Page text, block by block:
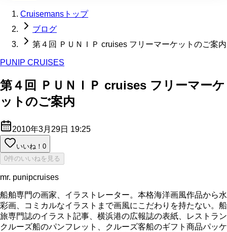
Cruisemansトップ
ブログ
第４回 ＰＵＮＩＰ cruises フリーマーケットのご案内
PUNIP CRUISES
第４回 ＰＵＮＩＰ cruises フリーマーケ
ットのご案内
2010年3月29日 19:25
いいね！ 0
0件のいいねを見る
mr. punipcruises
船舶専門の画家、イラストレーター。本格海洋画風作品から水
彩画、コミカルなイラストまで画風にこだわりを持たない。船
旅専門誌のイラスト記事、横浜港の広報誌の表紙、レストラン
クルーズ船のパンフレット、クルーズ客船のギフト商品パッケ